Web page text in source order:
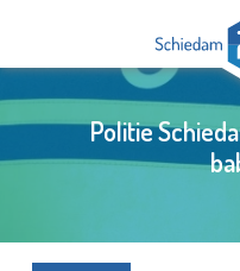
Politie